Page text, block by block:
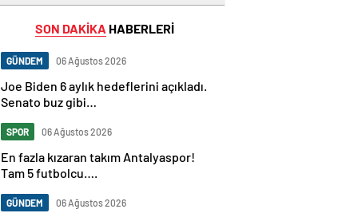
SON DAKİKA HABERLERİ
GÜNDEM 06 Ağustos 2026
Joe Biden 6 aylık hedeflerini açıkladı.
Senato buz gibi…
SPOR 06 Ağustos 2026
En fazla kızaran takım Antalyaspor!
Tam 5 futbolcu….
GÜNDEM 06 Ağustos 2026